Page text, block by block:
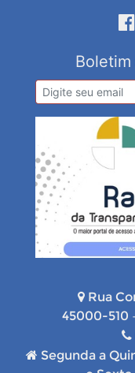
Boletim
Rua
45000-510
Segunda a